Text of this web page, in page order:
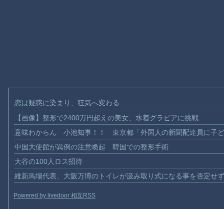
恋は疑惑に染まり、狂気へ変わる
【画像】整形で2400万円超えの美女、水着グラビアに挑戦
意味わからん 小池知事！！ 東京都「外国人の新聞配達員に子
中国大使館が異例の注意喚起 韓国での整形手術
大谷の100人ロス招待
維新馬場代表、大阪万博のトイレが汲み取り式になる事を否定せ
Powered by livedoor 相互RSS